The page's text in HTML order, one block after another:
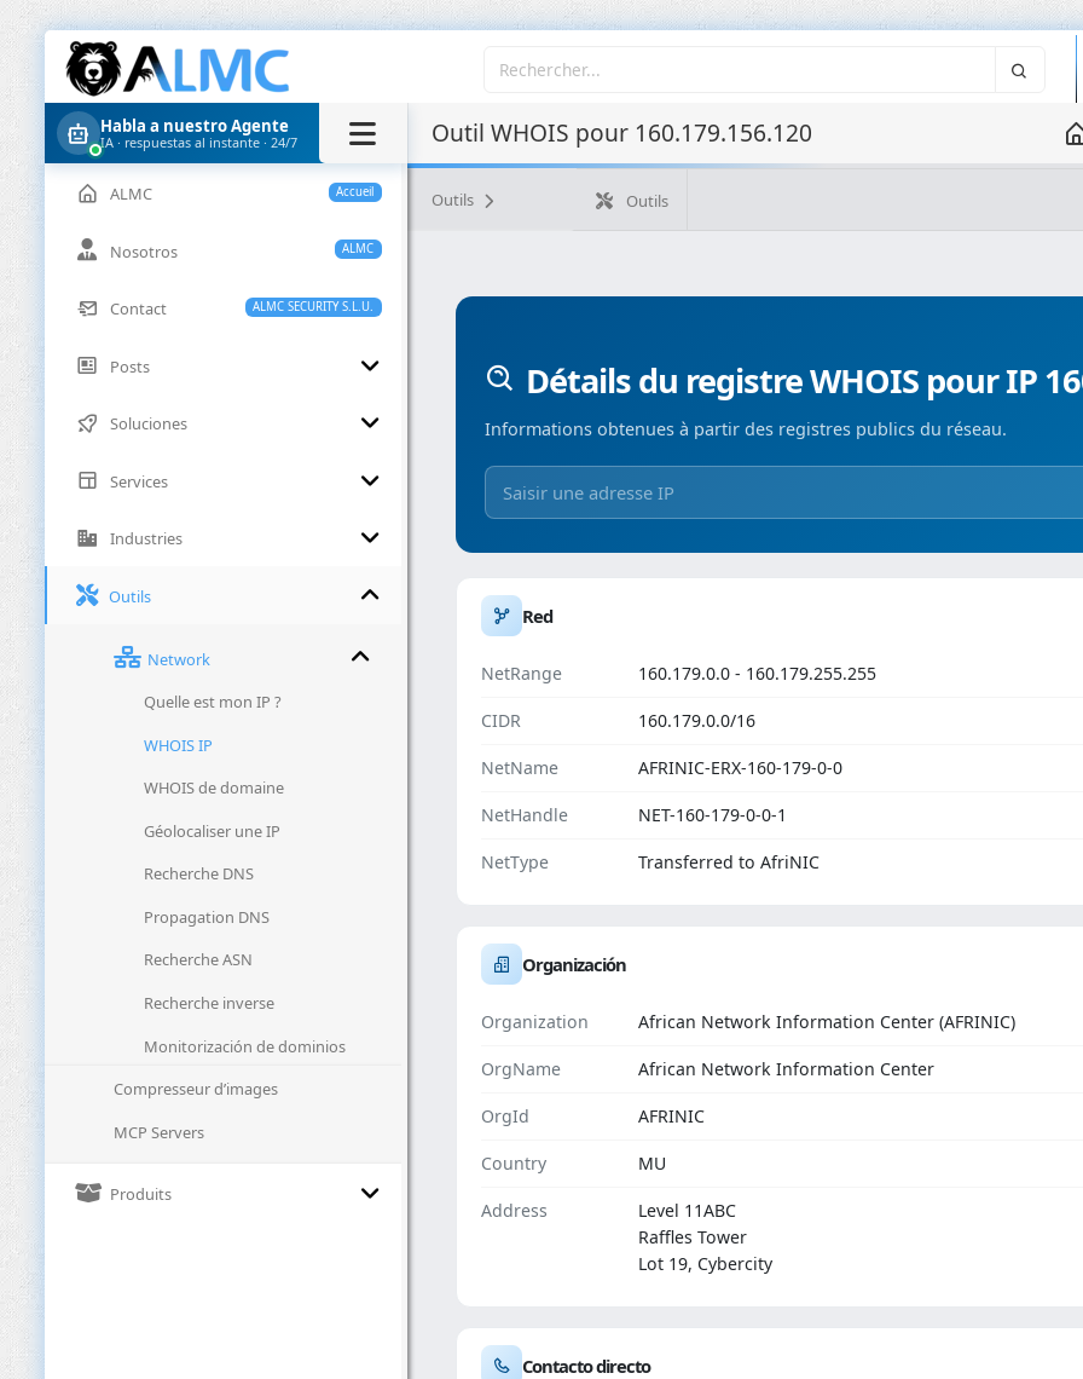
Habla a nuestro Agente
IA · respuestas al instante · 24/7
Accueil
ALMC
ALMC
Nosotros
ALMC SECURITY S.L.U.
Contact
Posts
Soluciones
Services
Industries
Outils
Network
Quelle est mon IP ?
WHOIS IP
WHOIS de domaine
Géolocaliser une IP
Recherche DNS
Propagation DNS
Recherche ASN
Recherche inverse
Monitorización de dominios
Compresseur d’images
MCP Servers
Produits
Outil WHOIS pour 160.179.156.120
Outils Outils
Détails du registre WHOIS pour IP
Informations obtenues à partir des registres publics du réseau.
Red
NetRange 160.179.0.0 - 160.179.255.255
CIDR 160.179.0.0/16
NetName AFRINIC-ERX-160-179-0-0
NetHandle NET-160-179-0-0-1
NetType Transferred to AfriNIC
Organización
Organization African Network Information Center (AFRINIC)
OrgName African Network Information Center
OrgId AFRINIC
Country MU
Address
Level 11ABC
Raffles Tower
Lot 19, Cybercity
Contacto directo